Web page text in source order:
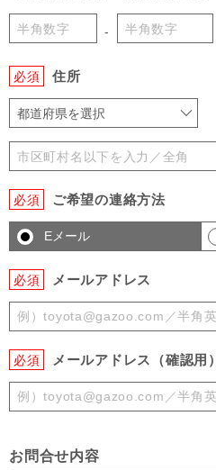
-
必須 住所
都道府県を選択
必須 ご希望の連絡方法
Eメール
必須 メールアドレス
必須 メールアドレス（確認用）
お問合せ内容